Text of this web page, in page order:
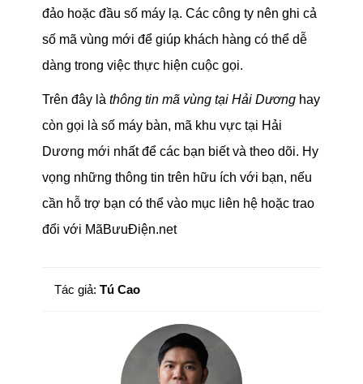
đảo hoặc đầu số máy lạ. Các công ty nên ghi cả
số mã vùng mới để giúp khách hàng có thể dễ
dàng trong việc thực hiện cuộc gọi.
Trên đây là thông tin mã vùng tại Hải Dươnghay
còn gọi là số máy bàn, mã khu vực tại Hải
Dương mới nhất để các bạn biết và theo dõi. Hy
vọng những thông tin trên hữu ích với bạn, nếu
cần hỗ trợ bạn có thể vào mục liên hệ hoặc trao
đổi với MãBưuĐiện.net
Tác giả: Tú Cao